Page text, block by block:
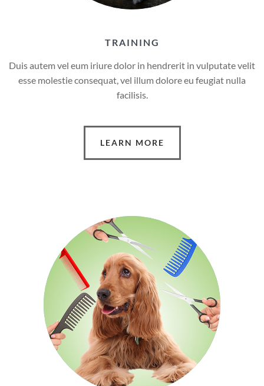
TRAINING
Duis autem vel eum iriure dolor in hendrerit in vulputate velit
esse molestie consequat, vel illum dolore eu feugiat nulla
facilisis.
LEARN MORE